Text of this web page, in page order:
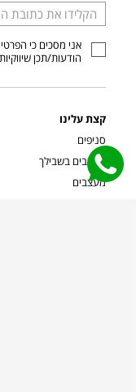
הכניסו
כתובת
דוא”לאני מסכים כי
הודעות/תכן
קצת עלינו
סניפים
מעצבים בשבילך
מעצבים